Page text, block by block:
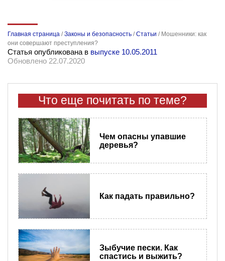
Главная страница /Законы и безопасность /Статьи / Мошенники: как
они совершают преступления?
Статья опубликована в выпуске 10.05.2011
Обновлено 22.07.2020
Что еще почитать по теме?
Чем опасны упавшие
деревья?
Как падать правильно?
Зыбучие пески. Как
спастись и выжить?